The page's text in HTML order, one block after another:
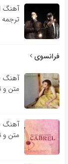
ترجمه
فرانسوی
متن و
متن و